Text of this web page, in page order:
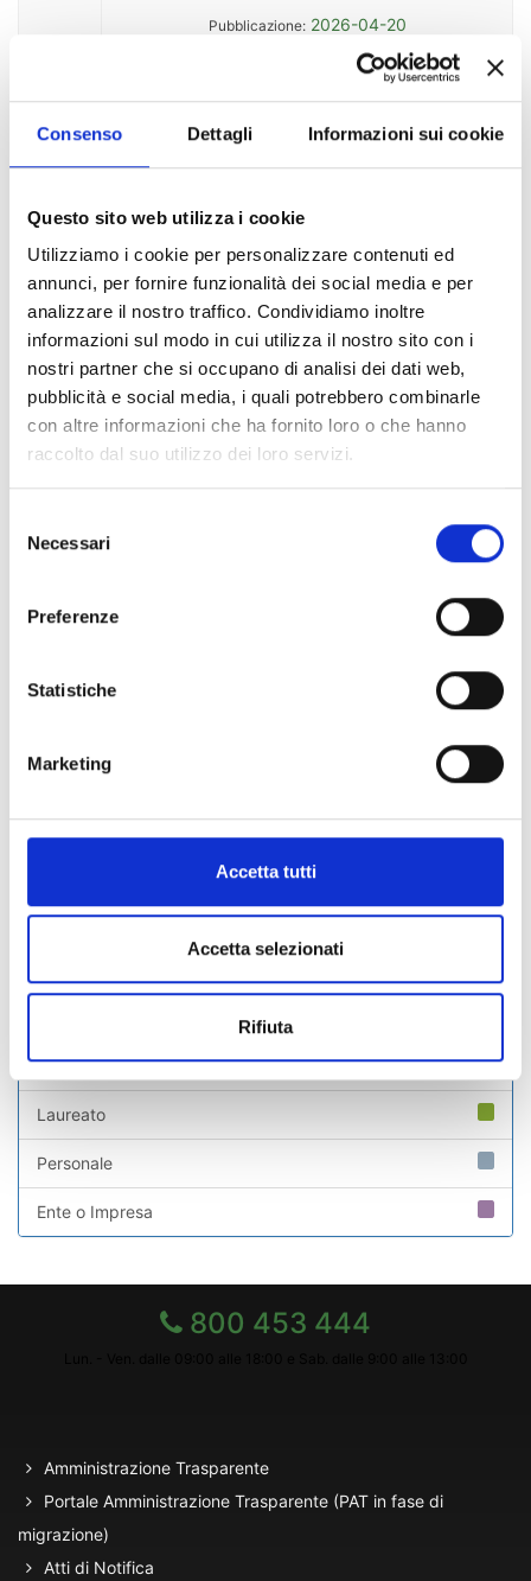
Consenso Dettagli Informazioni sui cookie
Questo sito web utilizza i cookie
Utilizziamo i cookie per personalizzare contenuti ed
annunci, per fornire funzionalità dei social media e per
analizzare il nostro traffico. Condividiamo inoltre
informazioni sul modo in cui utilizza il nostro sito con i
nostri partner che si occupano di analisi dei dati web,
pubblicità e social media, i quali potrebbero combinarle
con altre informazioni che ha fornito loro o che hanno
raccolto dal suo utilizzo dei loro servizi.
delNecessari
Preferenze
Statistiche
Marketing
Accetta tutti
Accetta selezionati
Rifiuta
Pubblicazione: 2026-04-20
08-06
Francesco Fortunato su ''La Repubblica''
2026-08-06
Scadenza:
2026-
08-06
Bando di Ammissione ai corsi formazione iniziale
degli insegnanti della scuola primaria e della
scuola secondaria di primo e secondo grado a.a.
2025/2026
Pubblicazione: 2026-07-02
Scadenza:
2026-
08-05
Sistema Bibliotecario Ateneo-26 agosto - Corso
gratuito online per imparare ad usare EndNote
Precedente
Chi sei? Naviga il sito per profilo
Studente Internazionale
Laureato
Personale
Ente o Impresa
800 453 444
Amministrazione Trasparente
Portale Amministrazione Trasparente (PAT in fase di
migrazione)
Atti di Notifica